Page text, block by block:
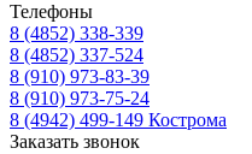
Телефоны
8 (4852) 338-339
8 (4852) 337-524
8 (910) 973-83-39
8 (910) 973-75-24
8 (4942) 499-149 Кострома
Заказать звонок